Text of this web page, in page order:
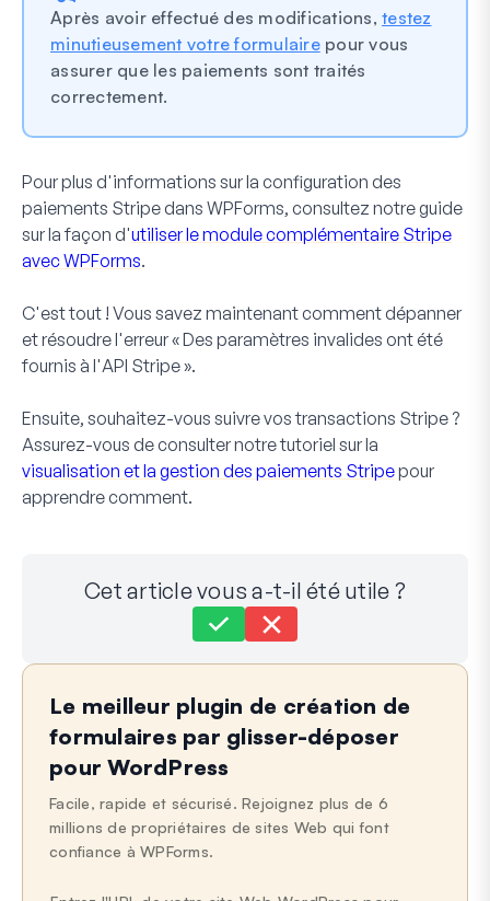
Après avoir effectué des modifications, testez
minutieusement votre formulairepour vous
assurer que les paiements sont traités
correctement.
Pour plus d'informations sur la configuration des
paiements Stripe dans WPForms, consultez notre guide
sur la façon d'utiliser le module complémentaire Stripe
avec WPForms.
C'est tout ! Vous savez maintenant comment dépanner
et résoudre l'erreur « Des paramètres invalides ont été
fournis à l'API Stripe ».
Ensuite, souhaitez-vous suivre vos transactions Stripe ?
Assurez-vous de consulter notre tutoriel sur la
visualisation et la gestion des paiements Stripepour
apprendre comment.
Cet article vous a-t-il été utile ?
Toujours bloqué ?
Comment pouvons-nous vous aider ?
Dernière mise à jour le 30 sept. 2024
Le meilleur plugin de création de
formulaires par glisser-déposer
pour WordPress
Facile, rapide et sécurisé. Rejoignez plus de 6
millions de propriétaires de sites Web qui font
confiance à WPForms.